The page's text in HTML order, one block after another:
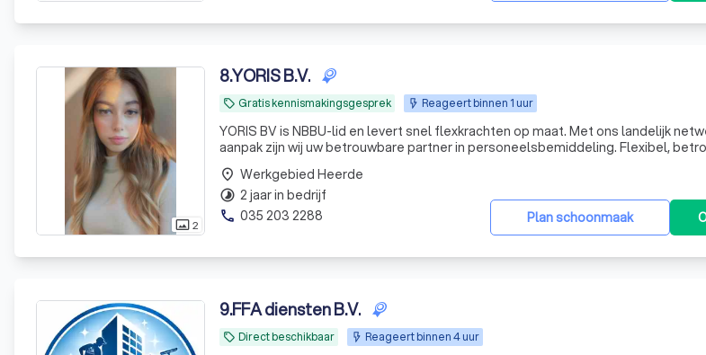
photo_size_select_actual2
8.YORIS B.V.
local_offer Gratis kennismakingsgesprek Reageert binnen 1 uur
YORIS BV is NBBU-lid en levert snel flexkrachten op maat. Met ons landelijk
aanpak zijn wij uw betrouwbare partner in personeelsbemiddeling. Flexibel,
Plan schoonmaak
place Werkgebied Heerde
timelapse 2 jaar in bedrijf
phone 035 203 2288
9.FFA diensten B.V.
local_offer Direct beschikbaar Reageert binnen 4 uur